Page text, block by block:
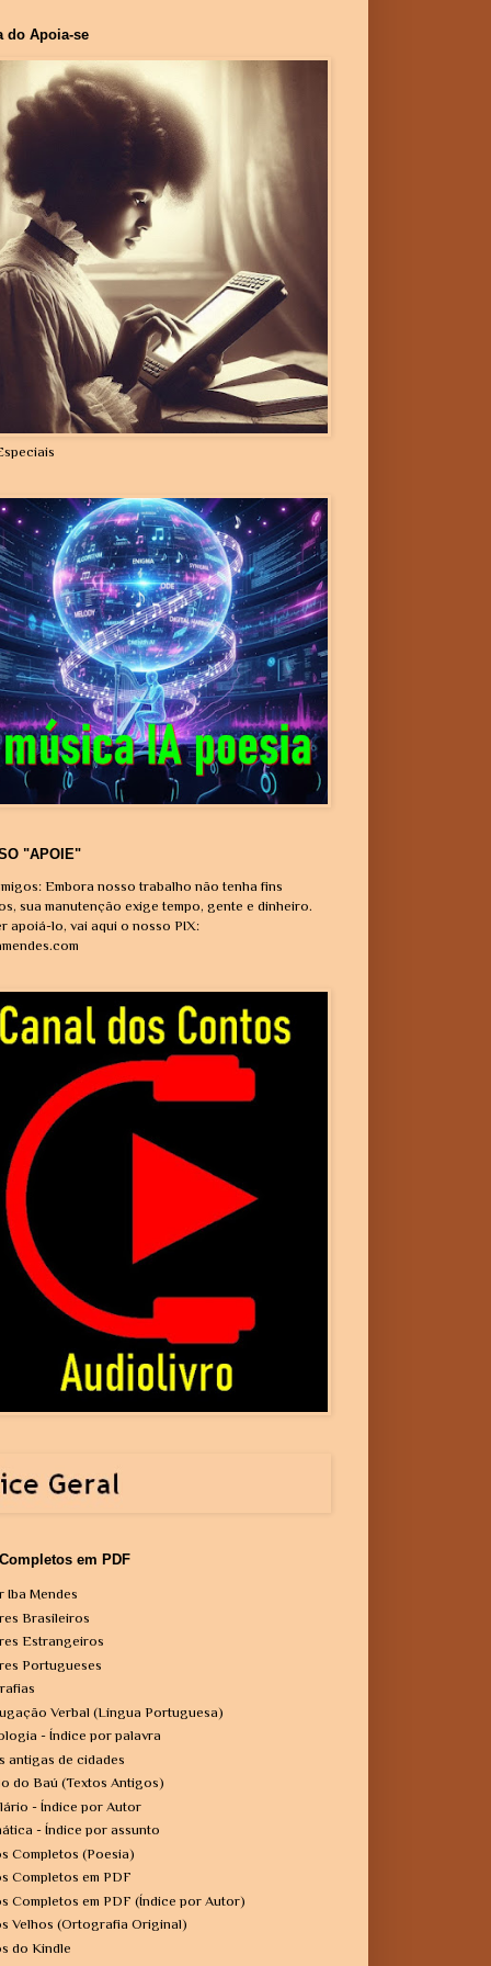
do Apoia-se
"APOIE"
Embora nosso trabalho não tenha fins
sua manutenção exige tempo, gente e dinheiro.
apoiá-lo, vai aqui o nosso PIX:
em PDF
Iba Mendes
Brasileiros
Estrangeiros
Portugueses
Verbal (Língua Portuguesa)
- Índice por palavra
antigas de cidades
do Baú (Textos Antigos)
- Índice por Autor
- Índice por assunto
Completos (Poesia)
Completos em PDF
Completos em PDF (Índice por Autor)
Velhos (Ortografia Original)
do Kindle